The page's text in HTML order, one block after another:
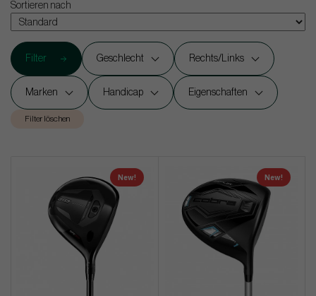
Sortieren nach
Filter Geschlecht Rechts/Links
Marken Handicap Eigenschaften
Filter löschen
New! New!